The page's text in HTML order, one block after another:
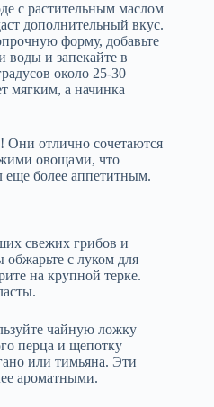
с растительным маслом
дополнительный вкус.
форму, добавьте
воды и запекайте в
около 25-30
мягким, а начинка
Они отлично сочетаются
овощами, что
еще более аппетитным.
свежих грибов и
с луком для
на крупной терке.
чайную ложку
перца и щепотку
или тимьяна. Эти
ароматными.